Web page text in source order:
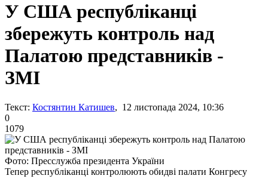
У США республіканці
збережуть контроль над
Палатою представників -
ЗМІ
Текст: Костянтин Катишев, 12 листопада 2024, 10:36
0
1079
Фото: Пресслужба президента України
Тепер республіканці контролюють обидві палати Конгресу